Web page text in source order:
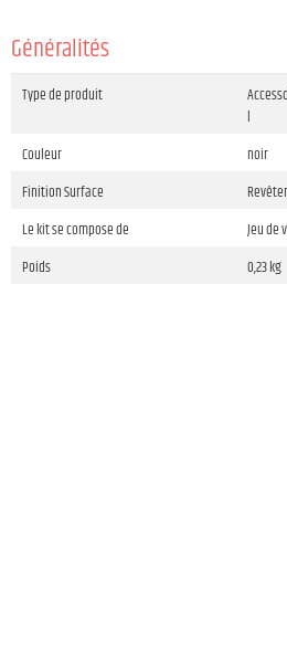
Généralités
Type de produit
l
Couleur
noir
Finition Surface
Le kit se compose de
Jeu de
Poids
0,23 kg